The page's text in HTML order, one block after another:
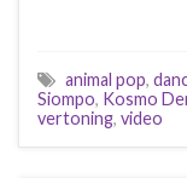
animal pop,
Siompo, Kosmo
vertoning, video